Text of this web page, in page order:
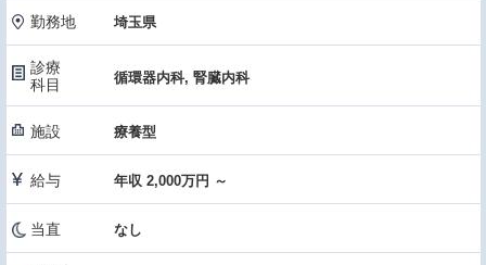
勤務地 埼玉県
診療
科目
循環器内科, 腎臓内科
施設 療養型
給与 年収 2,000万円 ～
当直 なし